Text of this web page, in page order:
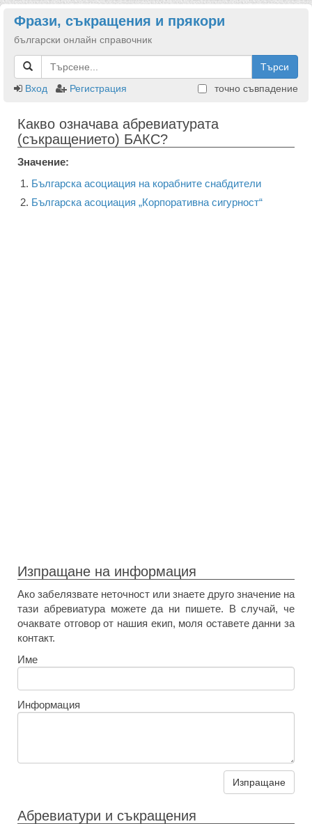
Фрази, съкращения и прякори
български онлайн справочник
Търси
Вход
Регистрация точно съвпадение
Какво означава абревиатурата
(съкращението) БАКС?
Значение:
Българска асоциация на корабните снабдители
Българска асоциация „Корпоративна сигурност“
Изпращане на информация
Ако забелязвате неточност или знаете друго значение на
тази абревиатура можете да ни пишете. В случай, че
очаквате отговор от нашия екип, моля оставете данни за
контакт.
Име
Информация
Изпращане
Абревиатури и съкращения